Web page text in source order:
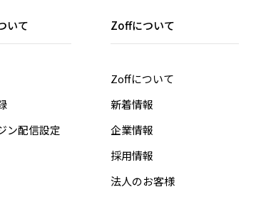
いて
ン配信設定
Zoffについて
Zoffについて
新着情報
企業情報
採用情報
法人のお客様